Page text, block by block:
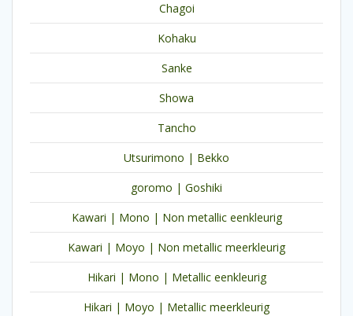
Chagoi
Kohaku
Sanke
Showa
Tancho
Utsurimono | Bekko
goromo | Goshiki
Kawari | Mono | Non metallic eenkleurig
Kawari | Moyo | Non metallic meerkleurig
Hikari | Mono | Metallic eenkleurig
Hikari | Moyo | Metallic meerkleurig